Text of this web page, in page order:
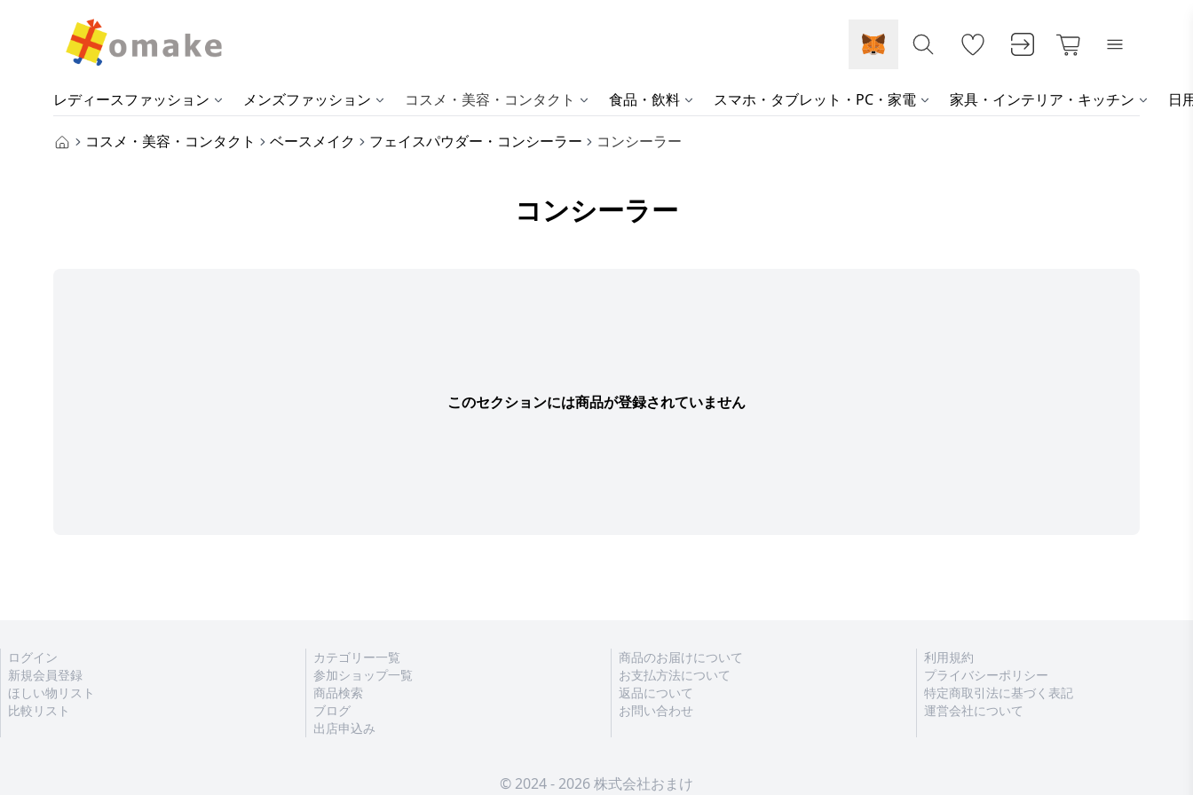
レディースファッション メンズファッション コスメ・美容・コンタクト 食品・飲料 スマホ・タブレット・PC・家電 家具・インテリア・キッチン 日
コスメ・美容・コンタクト ベースメイク フェイスパウダー・コンシーラー コンシーラー
コンシーラー
このセクションには商品が登録されていません
ログイン
新規会員登録
ほしい物リスト
比較リスト
カテゴリー一覧
参加ショップ一覧
商品検索
ブログ
出店申込み
商品のお届けについて
お支払方法について
返品について
お問い合わせ
利用規約
プライバシーポリシー
特定商取引法に基づく表記
運営会社について
© 2024 - 2026 株式会社おまけ